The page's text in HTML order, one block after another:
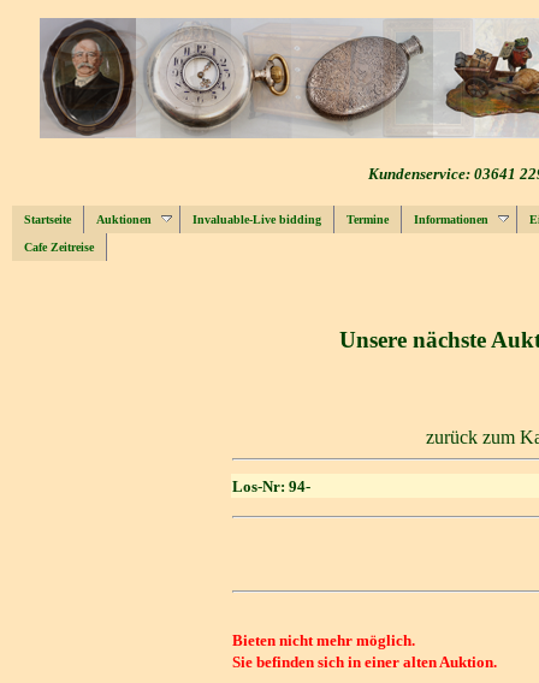
Kundenservice: 03641
Startseite Auktionen Invaluable-Live bidding Termine Informationen
Cafe Zeitreise
Unsere nächste
zurück zum
Los-Nr: 94-
Bieten nicht mehr möglich.
Sie befinden sich in einer alten Auktion.